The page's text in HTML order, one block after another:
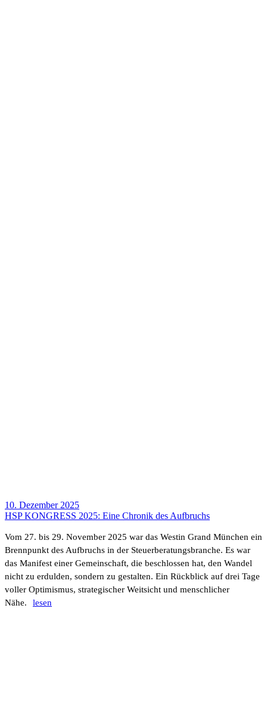
10. Dezember 2025
HSP KONGRESS 2025: Eine Chronik des Aufbruchs
Vom 27. bis 29. November 2025 war das Westin Grand München ein
Brenn­punkt des Aufbruchs in der Steu­er­be­ra­tungs­branche. Es war
das Mani­fest einer Gemein­schaft, die beschlossen hat, den Wandel
nicht zu erdulden, sondern zu gestalten. Ein Rück­blick auf drei Tage
voller Opti­mismus, stra­te­gi­scher Weit­sicht und mensch­li­cher
Nähe.
lesen